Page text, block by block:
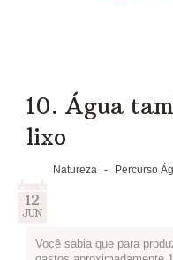
10. Água
lixo
Natureza - Percurso
12
JUN
Você sabia que para